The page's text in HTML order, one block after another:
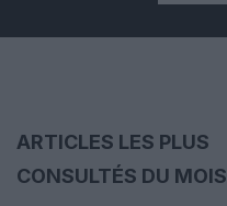
ARTICLES LES PLUS
CONSULTÉS DU MOIS